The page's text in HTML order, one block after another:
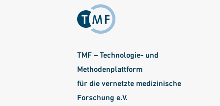
TMF – Technologie- und
Methodenplattform
für die vernetzte medizinische
Forschung e.V.